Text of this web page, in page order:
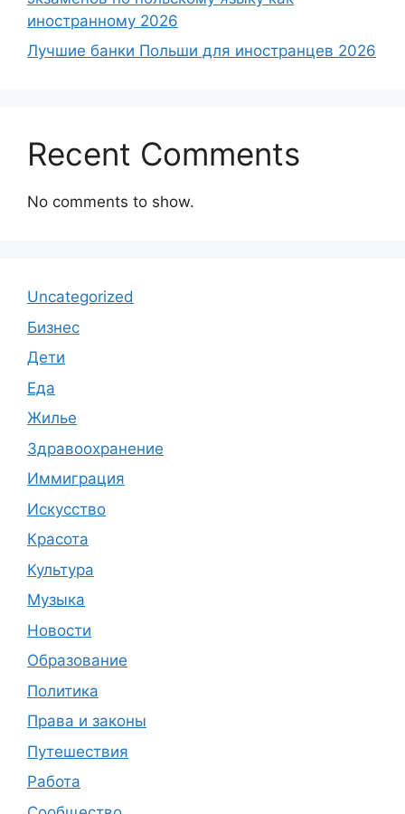
иностранному 2026
Лучшие банки Польши для иностранцев 2026
Recent Comments
No comments to show.
Uncategorized
Бизнес
Дети
Еда
Жилье
Здравоохранение
Иммиграция
Искусство
Красота
Культура
Музыка
Новости
Образование
Политика
Права и законы
Путешествия
Работа